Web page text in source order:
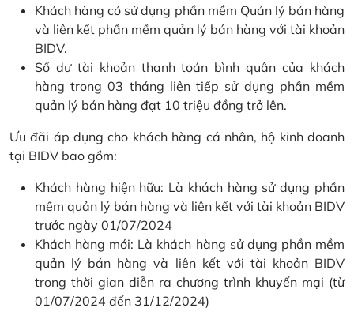
Khách hàng có sử dụng phần mềm Quản lý bán hàng
và liên kết phần mềm quản lý bán hàng với tài khoản
BIDV.
Số dư tài khoản thanh toán bình quân của khách
hàng trong 03 tháng liên tiếp sử dụng phần mềm
quản lý bán hàng đạt 10 triệu đồng trở lên.
Ưu đãi áp dụng cho khách hàng cá nhân, hộ kinh doanh
tại BIDV bao gồm:
Khách hàng hiện hữu: Là khách hàng sử dụng phần
mềm quản lý bán hàng và liên kết với tài khoản BIDV
trước ngày 01/07/2024
Khách hàng mới: Là khách hàng sử dụng phần mềm
quản lý bán hàng và liên kết với tài khoản BIDV
trong thời gian diễn ra chương trình khuyến mại (từ
01/07/2024 đến 31/12/2024)